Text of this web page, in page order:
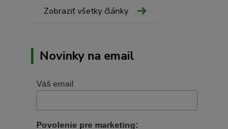
Zobraziť všetky články
Novinky na email
Váš email
Povolenie pre marketing: